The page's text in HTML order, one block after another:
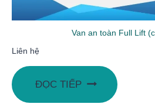
Van an toàn Full Lift
Liên hệ
ĐỌC TIẾP